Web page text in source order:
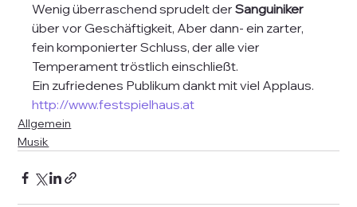
Wenig überraschend sprudelt der Sanguiniker
über vor Geschäftigkeit, Aber dann- ein zarter,
fein komponierter Schluss, der alle vier
Temperament tröstlich einschließt.
Ein zufriedenes Publikum dankt mit viel Applaus.
http://www.festspielhaus.at
Allgemein
Musik